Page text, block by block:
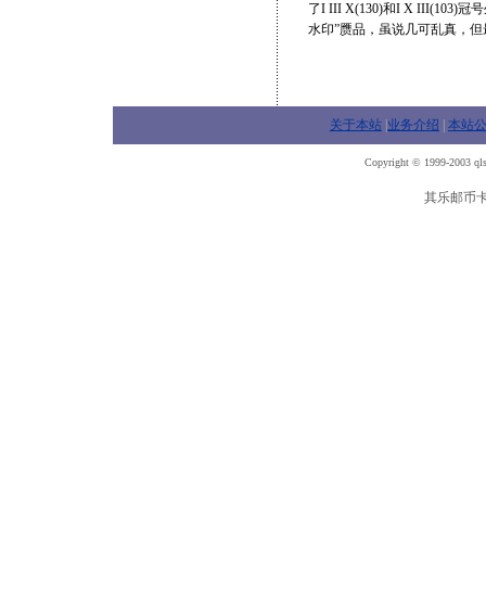
了I III X(130)和I X III(103)冠
水印”赝品，虽说几可乱真，
关于本站 业务介绍 本站
Copyright © 1999-2003
其乐邮币